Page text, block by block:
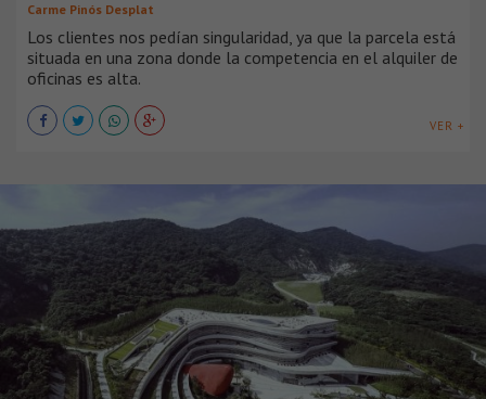
Carme Pinós Desplat
Los clientes nos pedían singularidad, ya que la parcela está
situada en una zona donde la competencia en el alquiler de
oficinas es alta.
VER +